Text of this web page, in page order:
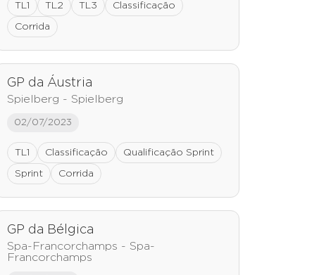
TL1 TL2 TL3 Classificação
Corrida
GP da Áustria
Spielberg - Spielberg
02/07/2023
TL1 Classificação Qualificação Sprint
Sprint Corrida
GP da Bélgica
Spa-Francorchamps - Spa-
Francorchamps